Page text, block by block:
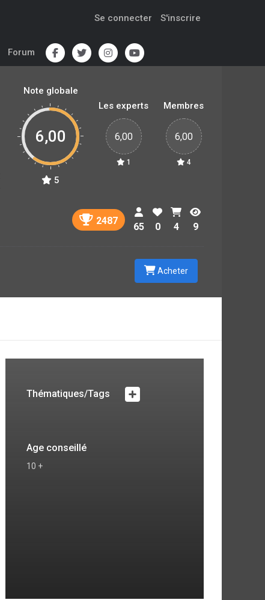
Se connecter S'inscrire
Forum
Note globale
6,00
5
Les experts
6,00
1
Membres
6,00
4
2487
65 0 4 9
Acheter
Thématiques/Tags
Age conseillé
10 +